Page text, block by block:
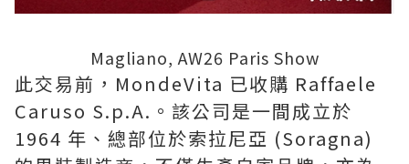
Magliano, AW26 Paris Show
此交易前，MondeVita 已收購 Raffaele
Caruso S.p.A.。該公司是一間成立於
1964 年、總部位於索拉尼亞 (Soragna)